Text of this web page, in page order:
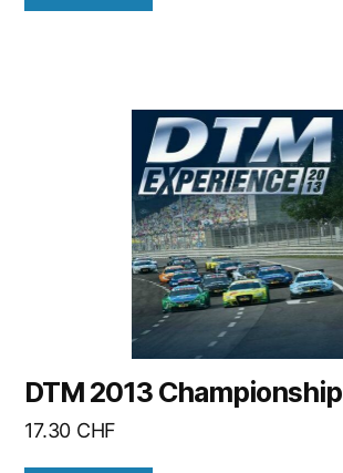
DTM 2013 Championship
17.30 CHF